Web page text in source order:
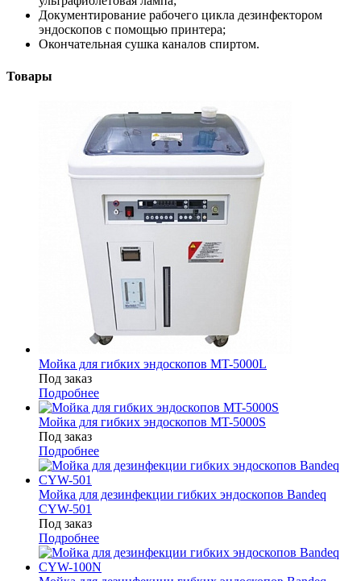
Документирование рабочего цикла дезинфектором
эндоскопов с помощью принтера;
Окончательная сушка каналов спиртом.
Товары
Мойка для гибких эндоскопов MT-5000L
Под заказ
Подробнее
Мойка для гибких эндоскопов MT-5000S
Под заказ
Подробнее
Мойка для дезинфекции гибких эндоскопов Bandeq
CYW-501
Под заказ
Подробнее